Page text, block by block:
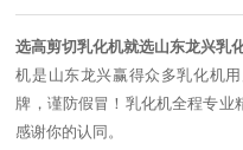
选高剪切乳化机就选山东龙兴乳
机是山东龙兴赢得众多乳化机
牌，谨防假冒！乳化机全程专业
感谢你的认同。